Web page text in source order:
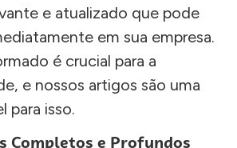
e atualizado que pode
em sua empresa.
é crucial para a
e nossos artigos são uma
para isso.
Completos e Profundos